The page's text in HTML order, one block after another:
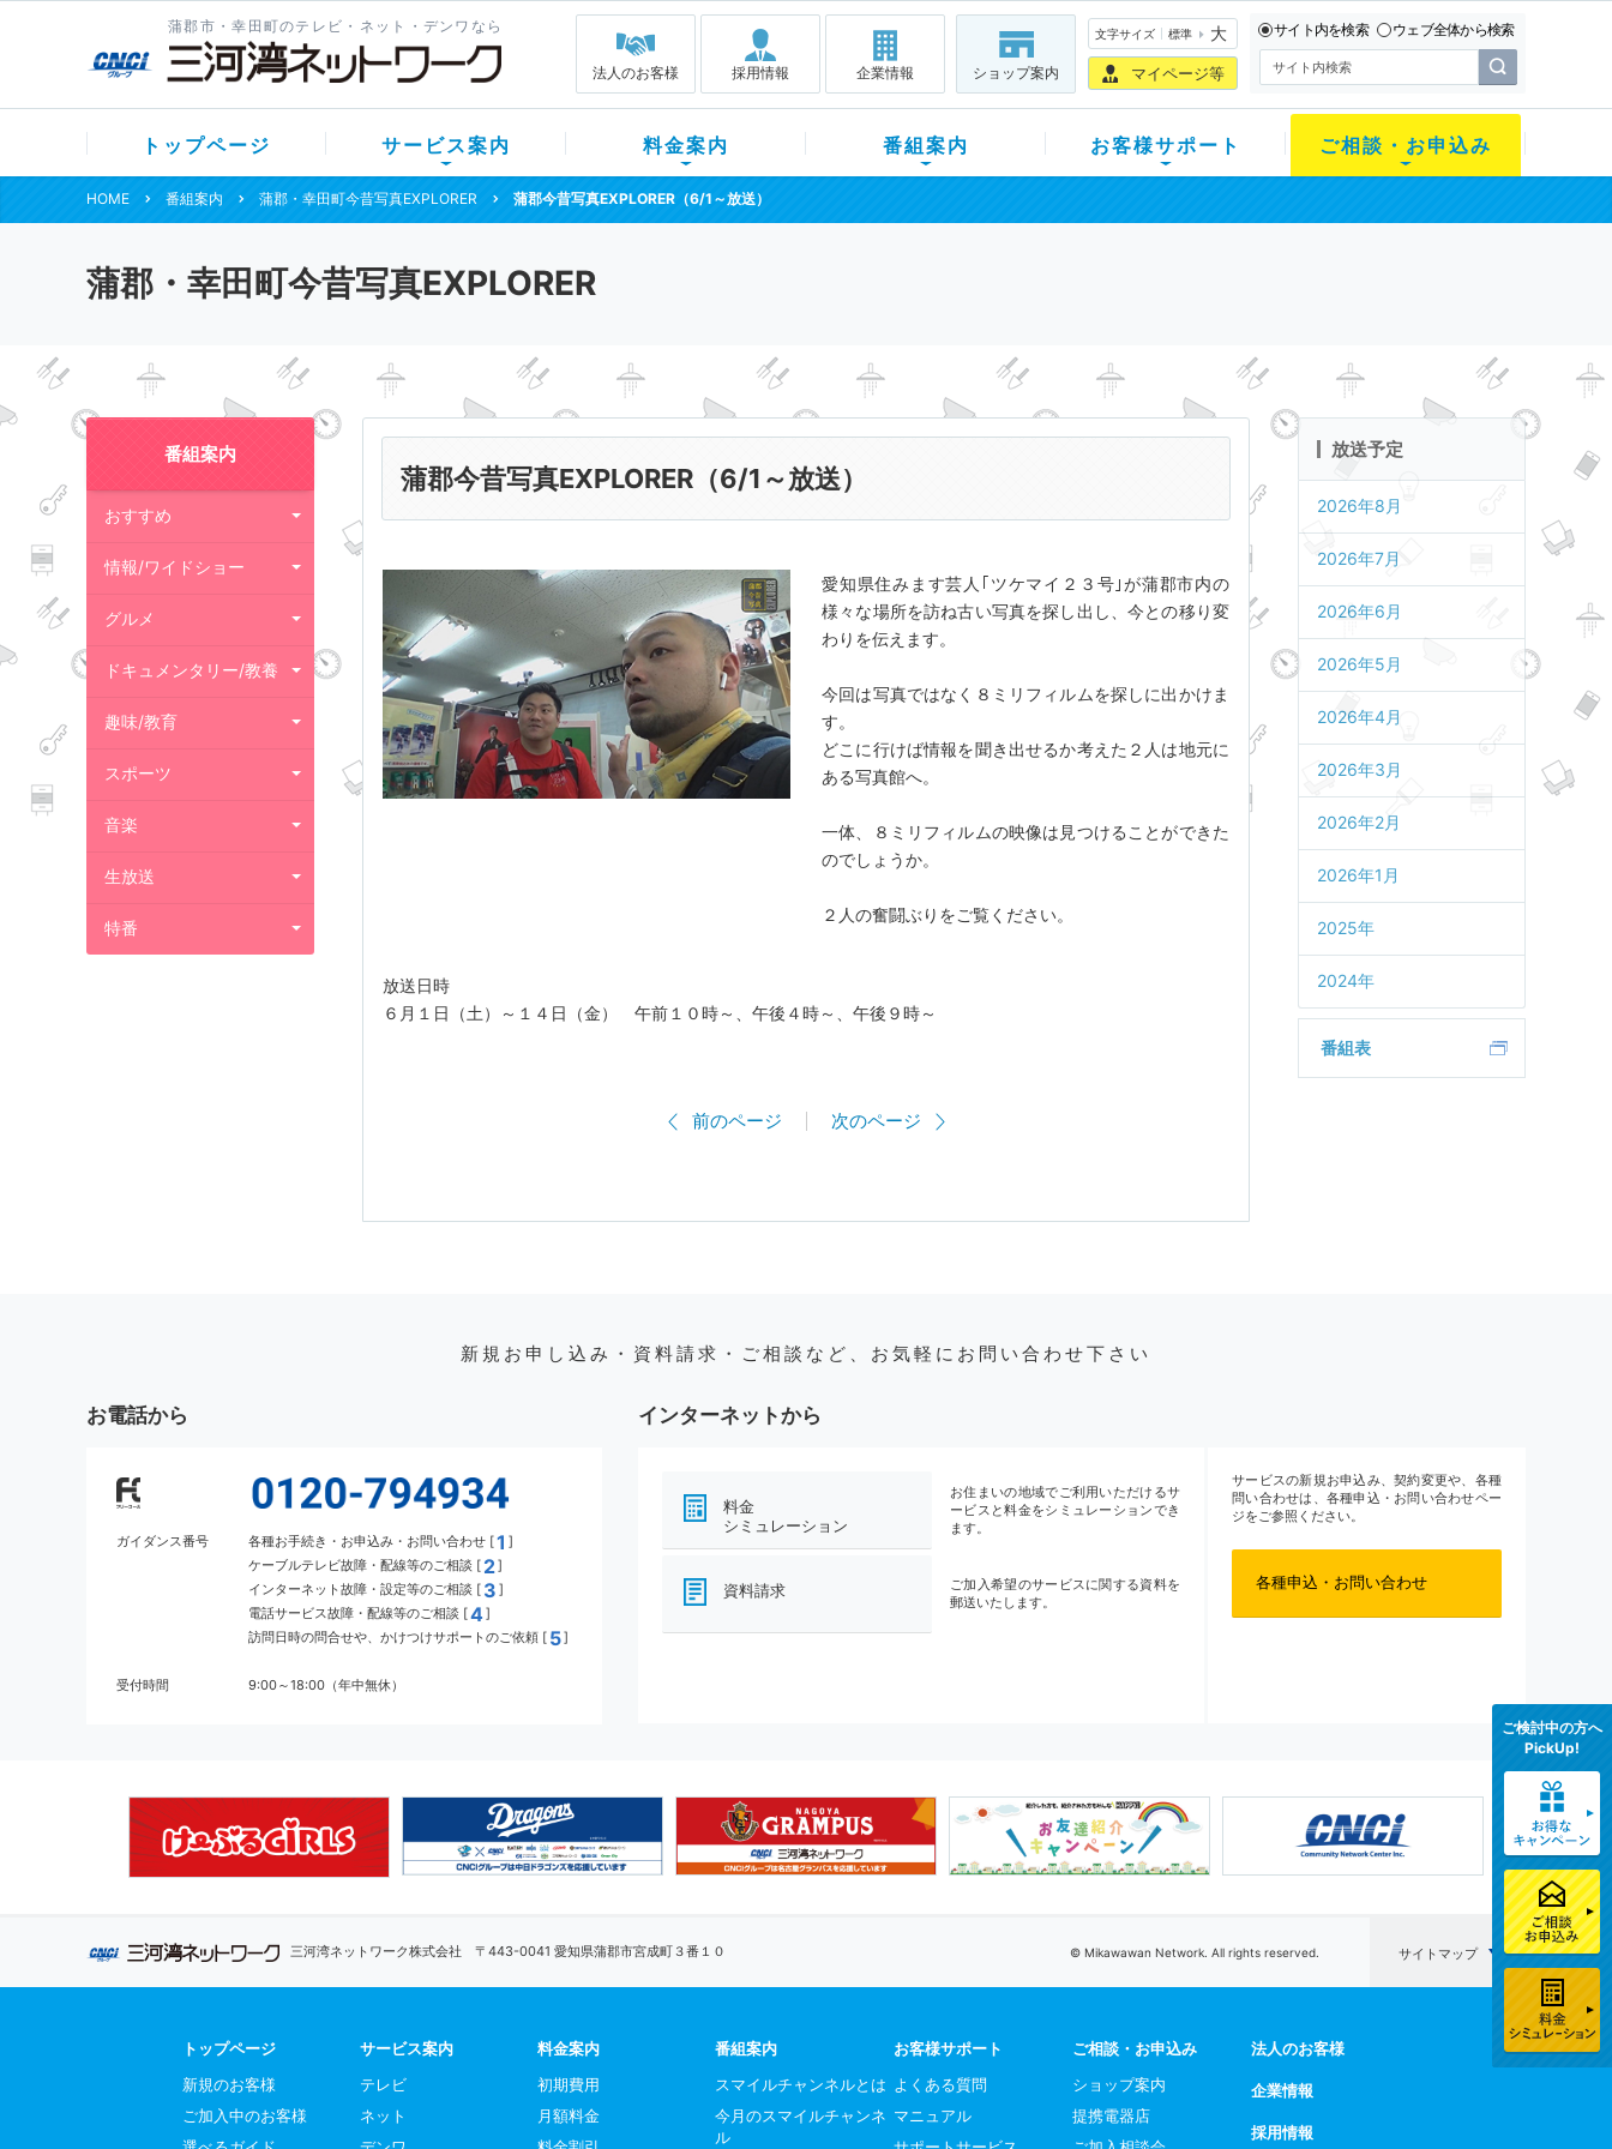
蒲郡市・幸田町のテレビ・ネット・デンワなら
法人のお客様 採用情報 企業情報 ショップ案内
文字サイズ 標準 大
マイページ等
サイト内を検索 ウェブ全体から検索
トップページ サービス案内 料金案内 番組案内 お客様サポート ご相談・お申込み
HOME 番組案内 蒲郡・幸田町今昔写真EXPLORER 蒲郡今昔写真EXPLORER（6/1～放送）
蒲郡・幸田町今昔写真EXPLORER
番組案内
おすすめ
情報/ワイドショー
グルメ
ドキュメンタリー/教養
趣味/教育
スポーツ
音楽
生放送
特番
蒲郡今昔写真EXPLORER（6/1～放送）
愛知県住みます芸人｢ツケマイ２３号｣が蒲郡市内の
様々な場所を訪ね古い写真を探し出し、今との移り変
わりを伝えます。
今回は写真ではなく８ミリフィルムを探しに出かけま
す。
どこに行けば情報を聞き出せるか考えた２人は地元に
ある写真館へ。
一体、８ミリフィルムの映像は見つけることができた
のでしょうか。
２人の奮闘ぶりをご覧ください。
放送日時
６月１日（土）～１４日（金） 午前１０時～、午後４時～、午後９時～
前のページ 次のページ
放送予定
2026年8月
2026年7月
2026年6月
2026年5月
2026年4月
2026年3月
2026年2月
2026年1月
2025年
2024年
番組表
新規お申し込み・資料請求・ご相談など、お気軽にお問い合わせ下さい
お電話から
ガイダンス番号 各種お手続き・お申込み・お問い合わせ [1 ]
ケーブルテレビ故障・配線等のご相談 [ 2]
インターネット故障・設定等のご相談 [ 3 ]
電話サービス故障・配線等のご相談 [4]
訪問日時の問合せや、かけつけサポートのご依頼 [ 5]
受付時間 9:00～18:00（年中無休）
インターネットから
料金
シミュレーション
お住まいの地域でご利用いただけるサ
ービスと料金をシミュレーションでき
ます。
資料請求
ご加入希望のサービスに関する資料を
郵送いたします。
サービスの新規お申込み、契約変更や、各種
問い合わせは、各種申込・お問い合わせペー
ジをご参照ください。
各種申込・お問い合わせ
三河湾ネットワーク株式会社 〒443-0041 愛知県蒲郡市宮成町３番１０ © Mikawawan Network. All rights reserved. サイトマップ
トップページ
新規のお客様
ご加入中のお客様
サービス案内
テレビ
ネット
料金案内
初期費用
月額料金
番組案内
スマイルチャンネルとは
今月のスマイルチャンネ
ル
お客様サポート
よくある質問
マニュアル
ご相談・お申込み
ショップ案内
提携電器店
法人のお客様
企業情報
採用情報
ご検討中の方へ
PickUp!